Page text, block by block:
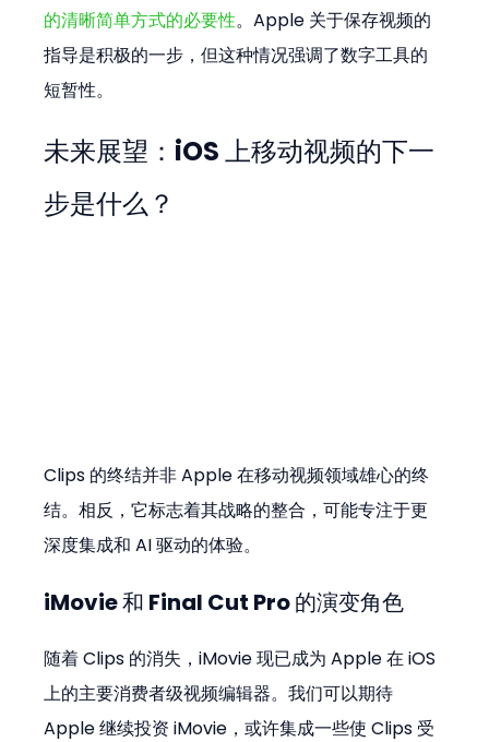
的清晰简单方式的必要性。Apple 关于保存视频的
指导是积极的一步，但这种情况强调了数字工具的
短暂性。
未来展望：iOS 上移动视频的下一
步是什么？
Clips 的终结并非 Apple 在移动视频领域雄心的终
结。相反，它标志着其战略的整合，可能专注于更
深度集成和 AI 驱动的体验。
iMovie 和 Final Cut Pro 的演变角色
随着 Clips 的消失，iMovie 现已成为 Apple 在 iOS
上的主要消费者级视频编辑器。我们可以期待
Apple 继续投资 iMovie，或许集成一些使 Clips 受